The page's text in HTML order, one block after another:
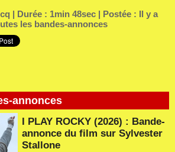
annonces
I PLAY ROCKY (2026) : Bande-
annonce du film sur Sylvester
Stallone
| Durée : 1min 48sec | Postée : Il y a
les bandes-annonces